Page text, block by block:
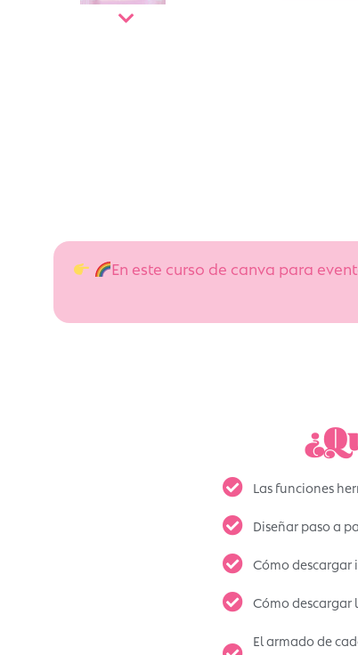
En este curso de canva para
Las funciones
Diseñar paso a
Cómo descargar
Cómo descargar
El armado de